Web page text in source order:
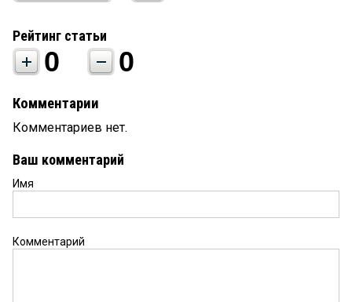
Рейтинг статьи
0 0
Комментарии
Комментариев нет.
Ваш комментарий
Имя
Комментарий